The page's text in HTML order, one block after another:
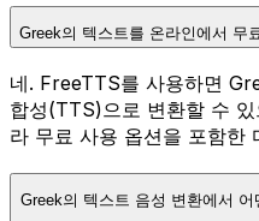
Greek의 텍스트를 온라인에서 무
네. FreeTTS를 사용하면
합성(TTS)으로 변환할 수
라 무료 사용 옵션을 포함한
Greek의 텍스트 음성 변환에서